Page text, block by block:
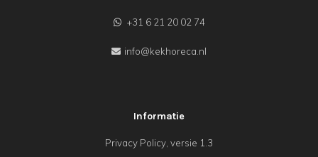
+31 6 21 20 02 74
info@kekhoreca.nl
Informatie
Privacy Policy, versie 1.3